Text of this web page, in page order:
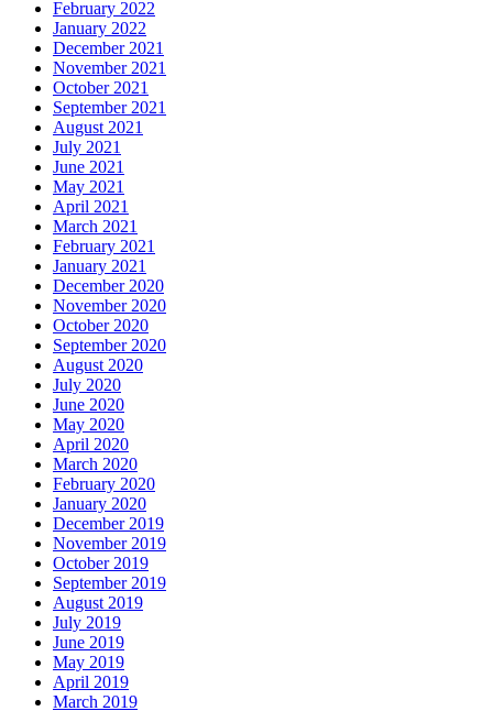
February 2022
January 2022
December 2021
November 2021
October 2021
September 2021
August 2021
July 2021
June 2021
May 2021
April 2021
March 2021
February 2021
January 2021
December 2020
November 2020
October 2020
September 2020
August 2020
July 2020
June 2020
May 2020
April 2020
March 2020
February 2020
January 2020
December 2019
November 2019
October 2019
September 2019
August 2019
July 2019
June 2019
May 2019
April 2019
March 2019